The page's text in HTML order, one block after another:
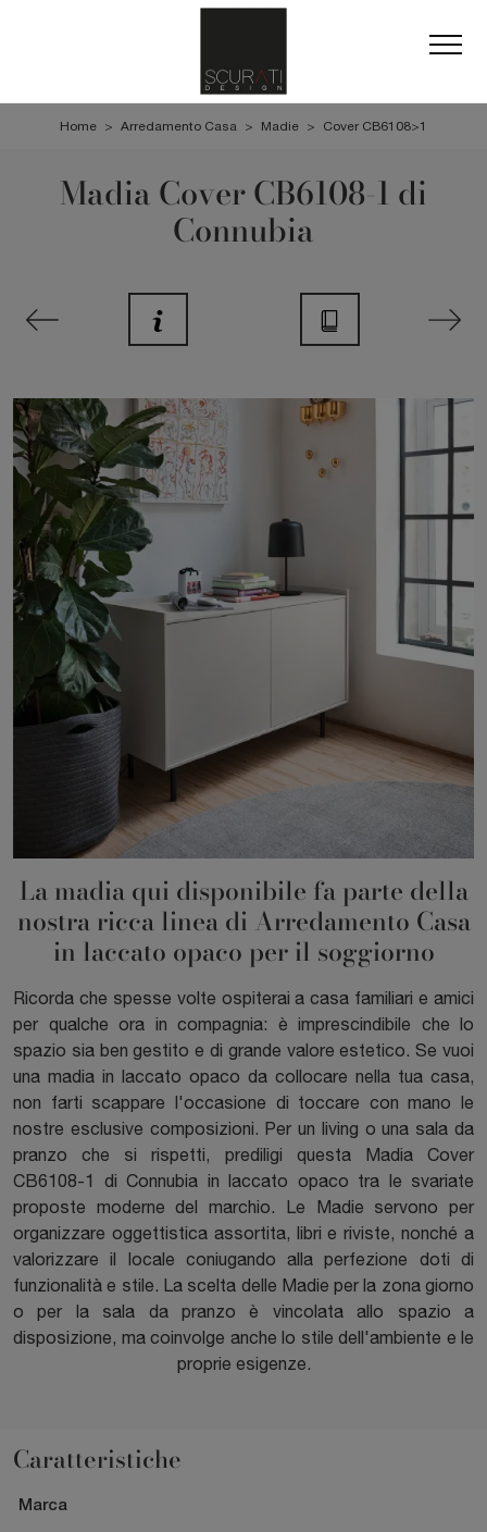
Home > Arredamento Casa > Madie > Cover CB6108>1
Madia Cover CB6108-1 di
Connubia
La madia qui disponibile fa parte della
nostra ricca linea di Arredamento Casa
in laccato opaco per il soggiorno
Ricorda che spesse volte ospiterai a casa familiari e amici
per qualche ora in compagnia: è imprescindibile che lo
spazio sia ben gestito e di grande valore estetico. Se vuoi
una madia in laccato opaco da collocare nella tua casa,
non farti scappare l'occasione di toccare con mano le
nostre esclusive composizioni. Per un living o una sala da
pranzo che si rispetti, prediligi questa Madia Cover
CB6108-1 di Connubia in laccato opaco tra le svariate
proposte moderne del marchio. Le Madie servono per
organizzare oggettistica assortita, libri e riviste, nonché a
valorizzare il locale coniugando alla perfezione doti di
funzionalità e stile. La scelta delle Madie per la zona giorno
o per la sala da pranzo è vincolata allo spazio a
disposizione, ma coinvolge anche lo stile dell'ambiente e le
proprie esigenze.
Caratteristiche
Marca